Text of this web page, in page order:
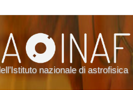
nazionale di astrofisica